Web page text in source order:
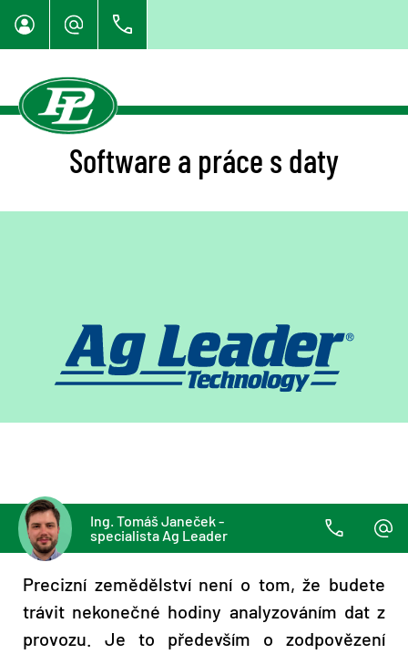
Software a práce s daty
Ing. Tomáš Janeček -
specialista Ag Leader
Precizní zemědělství není o tom, že budete
trávit nekonečné hodiny analyzováním dat z
provozu. Je to především o zodpovězení